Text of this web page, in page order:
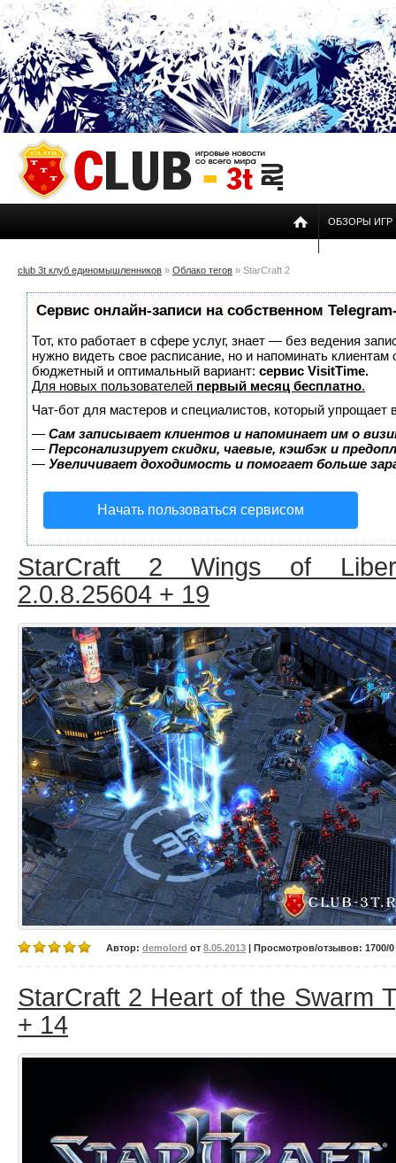
ОБЗОРЫ ИГР
club 3t клуб единомышленников » Облако тегов » StarCraft 2
Сервис онлайн-записи на собственном
Тот, кто работает в сфере услуг, знает — без ведения
нужно видеть свое расписание, но и напоминать
бюджетный и оптимальный вариант: сервис VisitTime.
Для новых пользователей первый месяц бесплатно.
Чат-бот для мастеров и специалистов, который упрощает
— Сам записывает клиентов и напоминает им о
— Персонализирует скидки, чаевые, кэшбэк и
— Увеличивает доходимость и помогает больше
Начать пользоваться сервисом
StarCraft 2 Wings of
2.0.8.25604 + 19
Автор: demolord от 8.05.2013 | Просмотров/отзывов: 1700/0
StarCraft 2 Heart of the Swarm
+ 14